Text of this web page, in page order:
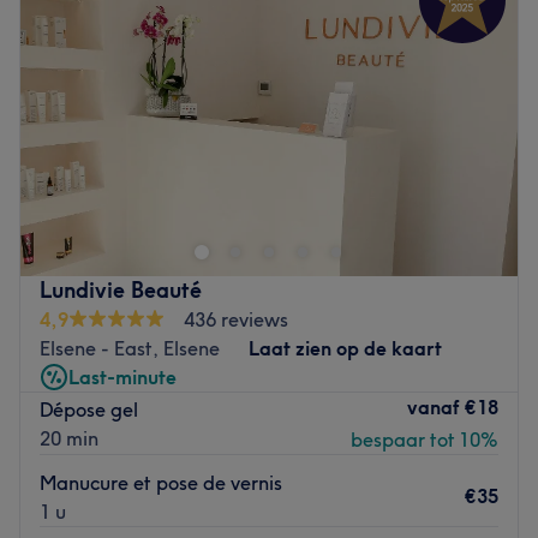
Donderdag
10:00 –19:00
Vrijdag
10:00– 19:00
Zaterdag
10:00
Moon Aesthetic est un espace moderne dédié au bien-
être, spécialisé dans les ongles. Notre approche allie
expertise, technologies innovantes et ambiance
apaisante pour offrir à chaque client(e) une expérience
sur mesure. Nous mettons l’accent sur la qualité, l’hygiène
et la satisfaction clientèle.
Go to venue
Lundivie Beauté
4,9
436 reviews
Elsene - East, Elsene
Laat zien op de kaart
Last-minute
Dépose gel
20 min
vanaf €18
bespaar tot 10%
Manucure et pose de vernis
1 u
€35